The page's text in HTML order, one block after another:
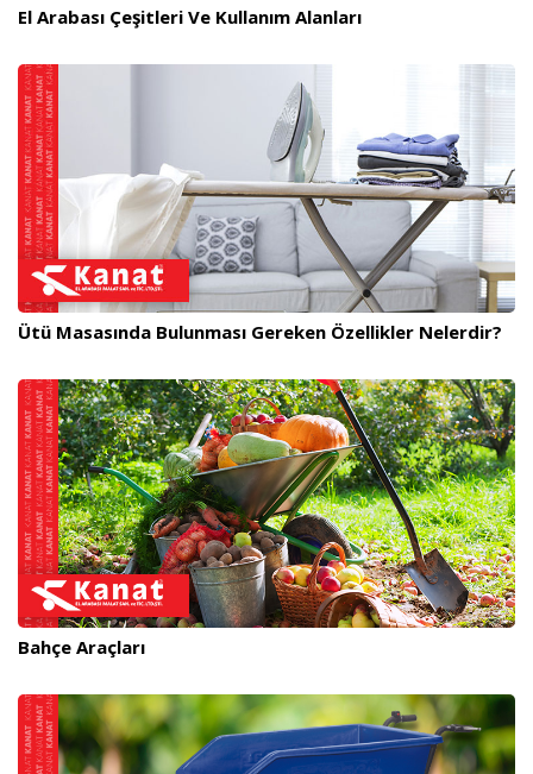
El Arabası Çeşitleri Ve Kullanım Alanları
Ütü Masasında Bulunması Gereken Özellikler Nelerdir?
Bahçe Araçları